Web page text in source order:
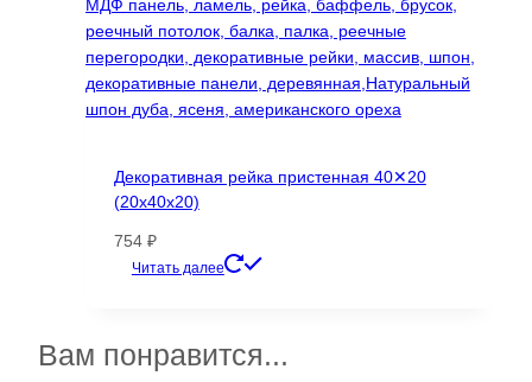
Декоративная рейка пристенная 40✕20
(20х40х20)
754 ₽
Читать далее
вариаций.
Вам понравится...